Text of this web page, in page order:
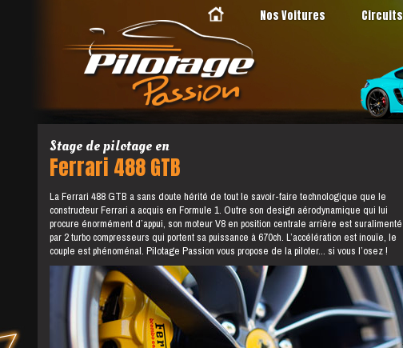
Nos Voitures Circuits
Stage de pilotage en
Ferrari 488 GTB
La Ferrari 488 GTB a sans doute hérité de tout le savoir-faire technologique que le
constructeur Ferrari a acquis en Formule 1. Outre son design aérodynamique qui lui
procure énormément d’appui, son moteur V8 en position centrale arrière est suralimenté
par 2 turbo compresseurs qui portent sa puissance à 670ch. L’accélération est inouïe, le
couple est phénoménal. Pilotage Passion vous propose de la piloter... si vous l’osez !